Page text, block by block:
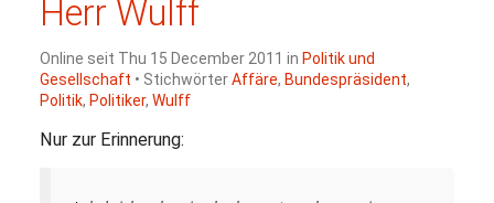
Herr Wulff
Online seit Thu 15 December 2011 in Politik und
Gesellschaft • StichwörterAffäre, Bundespräsident,
Politik, Politiker, Wulff
Nur zur Erinnerung: